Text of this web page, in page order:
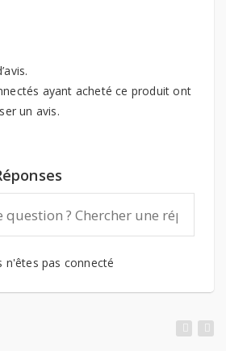
ayant acheté ce produit ont
un avis.
n'êtes pas connecté